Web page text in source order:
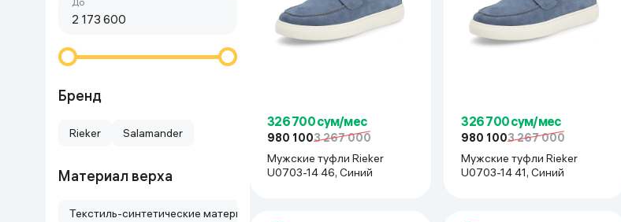
Спортивные товары
Автотовары
Детские товары
Очки виртуальной реальности
Умные очки
Бренд
Rieker Salamander
Материал верха
Текстиль-синтетические материалы
326 700 сум/мес
980 1003 267 000
Мужские туфли Rieker
U0703-14 46, Синий
326 700 сум/мес
980 1003 267 000
Мужские туфли Rieker
U0703-14 41, Синий